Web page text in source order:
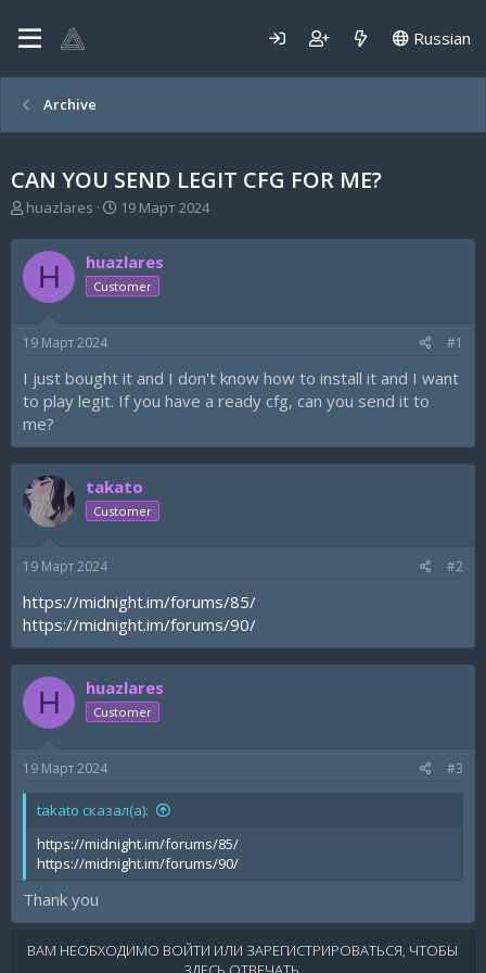
Russian
Archive
CAN YOU SEND LEGIT CFG FOR ME?
А
т
о
р
т
м
huazlares
Д
т
а
н
а
19 Март 2024
H huazlares
Customer
19 Март 2024 #1
I just bought it and I don't know how to install it and I want
to play legit. If you have a ready cfg, can you send it to
me?
takato
Customer
19 Март 2024 #2
https://midnight.im/forums/85/
https://midnight.im/forums/90/
H huazlares
Customer
19 Март 2024 #3
takato сказал(а):
https://midnight.im/forums/85/
https://midnight.im/forums/90/
Thank you
ВАМ НЕОБХОДИМО ВОЙТИ ИЛИ ЗАРЕГИСТРИРОВАТЬСЯ, ЧТОБЫ